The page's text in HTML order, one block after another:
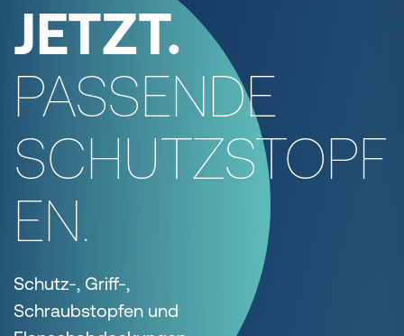
JETZT.
PASSENDE
SCHUTZSTOPF
EN.
Schutz-, Griff-,
Schraubstopfen und